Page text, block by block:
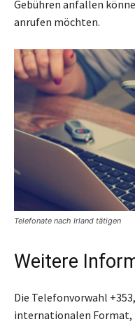
Gebühren anfallen
anrufen möchten.
Telefonate nach Irland tätigen
Weitere
Die Telefonvorwahl
internationalen Format,